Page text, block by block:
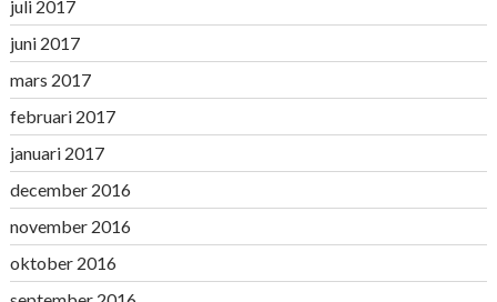
juli 2017
juni 2017
mars 2017
februari 2017
januari 2017
december 2016
november 2016
oktober 2016